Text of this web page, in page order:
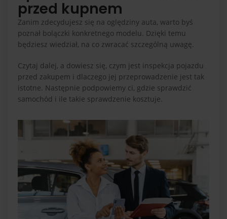
przed kupnem
Zanim zdecydujesz się na oględziny auta, warto byś
poznał bolączki konkretnego modelu. Dzięki temu
będziesz wiedział, na co zwracać szczególną uwagę.
Czytaj dalej, a dowiesz się, czym jest inspekcja pojazdu
przed zakupem i dlaczego jej przeprowadzenie jest tak
istotne. Następnie podpowiemy ci, gdzie sprawdzić
samochód i ile takie sprawdzenie kosztuje.